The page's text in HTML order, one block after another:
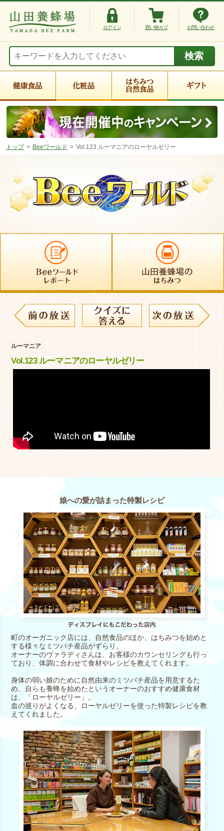
ログイン 買い物カゴ お問い合わせ
トップ Beeワールド Vol.123 ルーマニアのローヤルゼリー
ルーマニア
Vol.123 ルーマニアのローヤルゼリー
娘への愛が詰まった特製レシピ
町のオーガニック店には、自然食品のほか、はちみつを始めと
する様々なミツバチ産品がずらり。
オーナーのヴァラディさんは、お客様のカウンセリングも行っ
ており、体調に合わせて食材やレシピを教えてくれます。
身体の弱い娘のために自然由来のミツバチ産品を用意するた
め、自らも養蜂を始めたというオーナーのおすすめ健康食材
は、「ローヤルゼリー」。
血の巡りがよくなる、ローヤルゼリーを使った特製レシピを教
えてくれました。